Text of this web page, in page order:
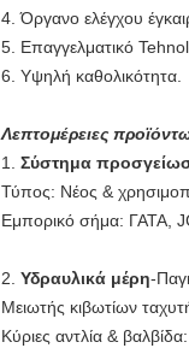
4. Όργανο ελέγχου
5. Επαγγελματικό
6. Υψηλή καθολικότητα.
Λεπτομέρειες
1. Σύστημα
Τύπος: Νέος &
Εμπορικό σήμα: ΓΑΤΑ,
2. Υδραυλικά μέρη-
Μειωτής κιβωτίων
Κύριες αντλία &